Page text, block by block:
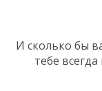
И сколько бы
тебе